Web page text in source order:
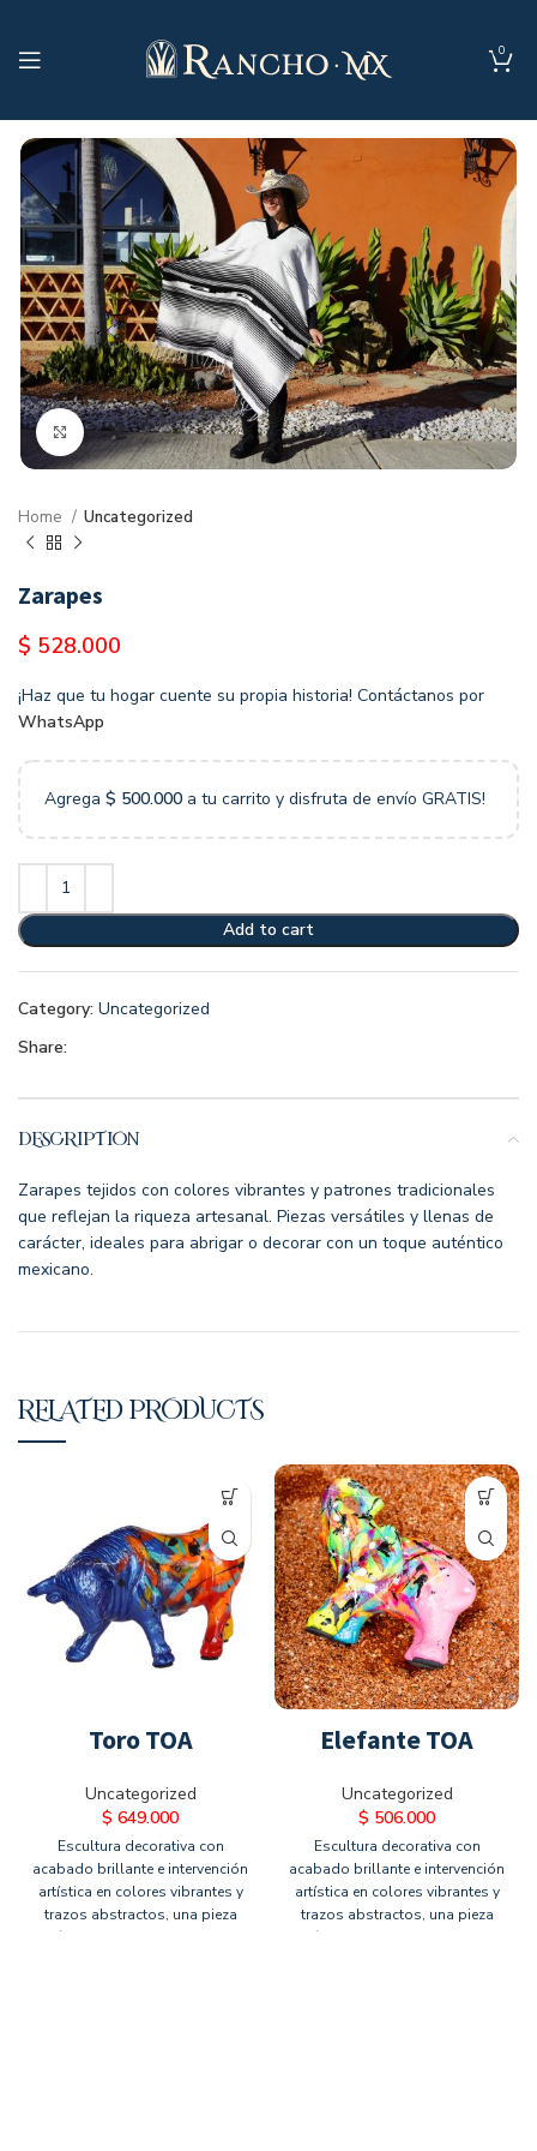
0
Clic para agrandar
Home Uncategorized
Zarapes
$ 528.000
¡Haz que tu hogar cuente su propia historia! Contáctanos por
WhatsApp
Agrega $ 500.000 a tu carrito y disfruta de envío GRATIS!
Add to cart
Category: Uncategorized
Share:
DESCRIPTION
Zarapes tejidos con colores vibrantes y patrones tradicionales
que reflejan la riqueza artesanal. Piezas versátiles y llenas de
carácter, ideales para abrigar o decorar con un toque auténtico
mexicano.
RELATED PRODUCTS
Toro TOA
Uncategorized
$ 649.000
Escultura decorativa con
acabado brillante e intervención
artística en colores vibrantes y
trazos abstractos, una pieza
única que aporta carácter
Elefante TOA
Uncategorized
$ 506.000
Escultura decorativa con
acabado brillante e intervención
artística en colores vibrantes y
trazos abstractos, una pieza
única que aporta carácter